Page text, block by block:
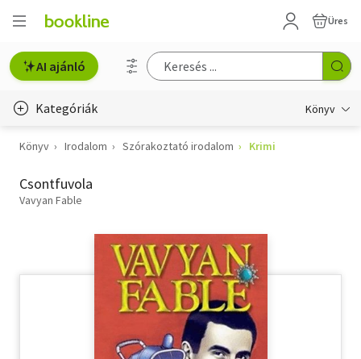
Üres
AI ajánló
Kategóriák Könyv
Életmód, egészség
Erotika
Hobbi, szabadidő
Könyv Irodalom Szórakoztató irodalom Krimi
Csontfuvola
Vavyan Fable